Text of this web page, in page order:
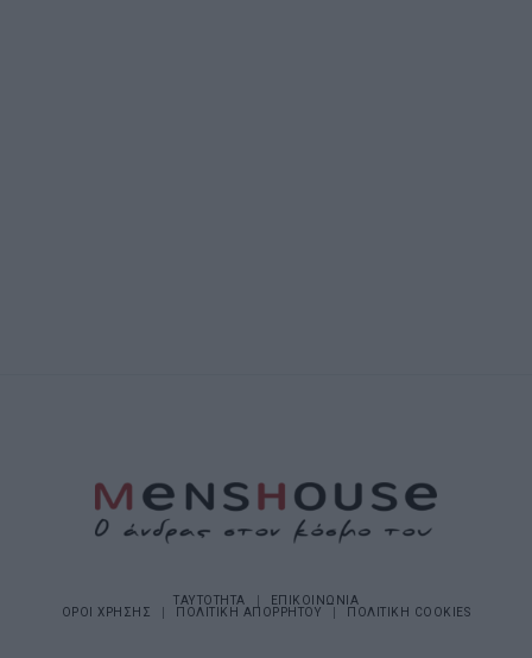
ΤΑΥΤΟΤΗΤΑ
ΕΠΙΚΟΙΝΩΝΙΑ
ΟΡΟΙ ΧΡΗΣΗΣ
ΠΟΛΙΤΙΚΗ ΑΠΟΡΡΗΤΟΥ ΠΟΛΙΤΙΚΗ COOKIES